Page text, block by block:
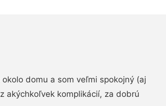
domu a som veľmi spokojný (aj
akýchkoľvek komplikácií, za dobrú